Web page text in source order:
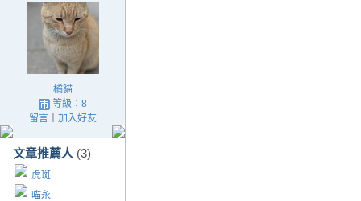
橘貓
等級：8
留言｜ 加入好友
文章推薦人 (3)
虎斑.
喵永